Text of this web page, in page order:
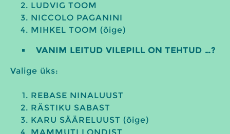
LUDVIG TOOM
NICCOLO PAGANINI
MIHKEL TOOM (õige)
VANIM LEITUD VILEPILL ON TEHTUD …?
Valige üks:
REBASE NINALUUST
RÄSTIKU SABAST
KARU SÄÄRELUUST (õige)